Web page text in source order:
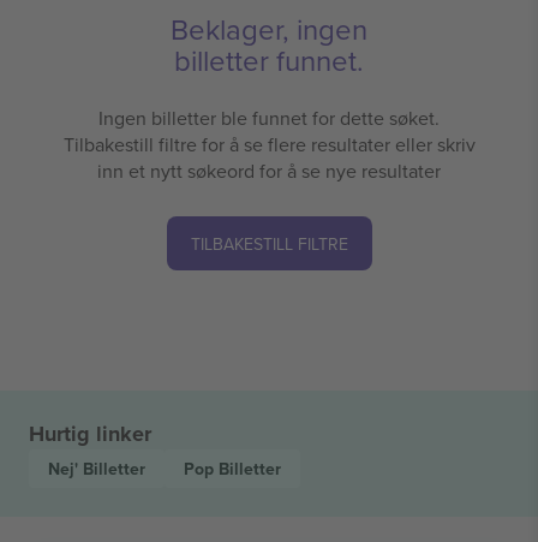
Beklager, ingen
billetter funnet.
Ingen billetter ble funnet for dette søket.
Tilbakestill filtre for å se flere resultater eller skriv
inn et nytt søkeord for å se nye resultater
TILBAKESTILL FILTRE
Hurtig linker
Nej' Billetter Pop Billetter